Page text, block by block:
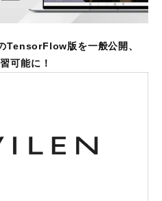
TensorFlow版を一般公開、
可能に！